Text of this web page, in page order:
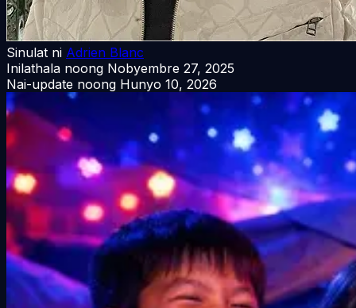
Sinulat ni Adrien Blanc
Inilathala noong Nobyembre 27, 2025
Nai-update noong Hunyo 10, 2026